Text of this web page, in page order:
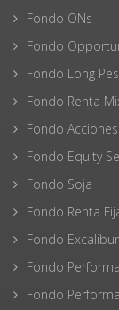
Fondo ONs
Fondo
Fondo Long
Fondo Renta
Fondo Acciones
Fondo Equity
Fondo Soja
Fondo Renta
Fondo
Fondo
Fondo